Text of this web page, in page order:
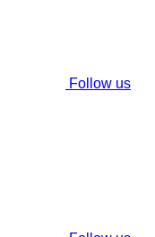
Follow us